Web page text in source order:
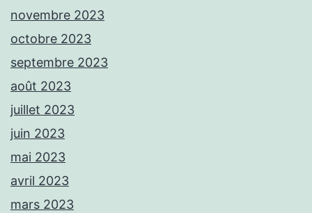
novembre 2023
octobre 2023
septembre 2023
août 2023
juillet 2023
juin 2023
mai 2023
avril 2023
mars 2023